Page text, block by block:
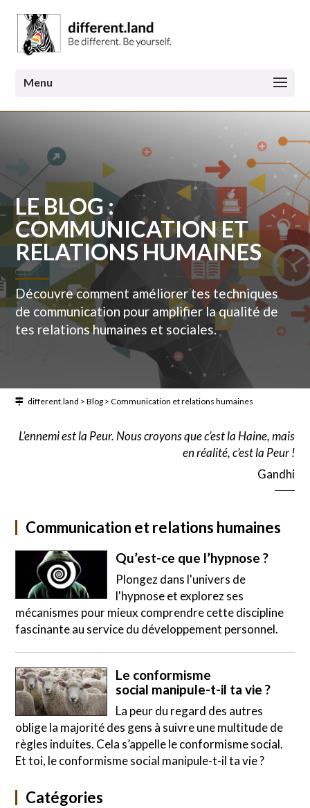
LE BLOG :
COMMUNICATION ET
RELATIONS HUMAINES
Découvre comment améliorer tes techniques
de communication pour amplifier la qualité de
tes relations humaines et sociales.
different.land >Blog >Communication et relations humaines
L’ennemi est la Peur. Nous croyons que c’est la Haine, mais
en réalité, c’est la Peur !
Gandhi
Communication et relations humaines
Qu’est-ce que l’hypnose ?
Plongez dans l'univers de
l'hypnose et explorez ses
mécanismes pour mieux comprendre cette discipline
fascinante au service du développement personnel.
Le conformisme
social manipule-t-il ta vie ?
La peur du regard des autres
oblige la majorité des gens à suivre une multitude de
règles induites. Cela s’appelle le conformisme social.
Et toi, le conformisme social manipule-t-il ta vie ?
Catégories